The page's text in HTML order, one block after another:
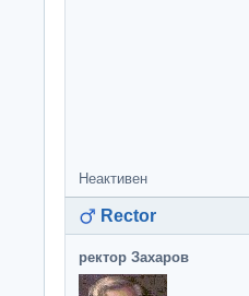
Неактивен
Rector
ректор Захаров